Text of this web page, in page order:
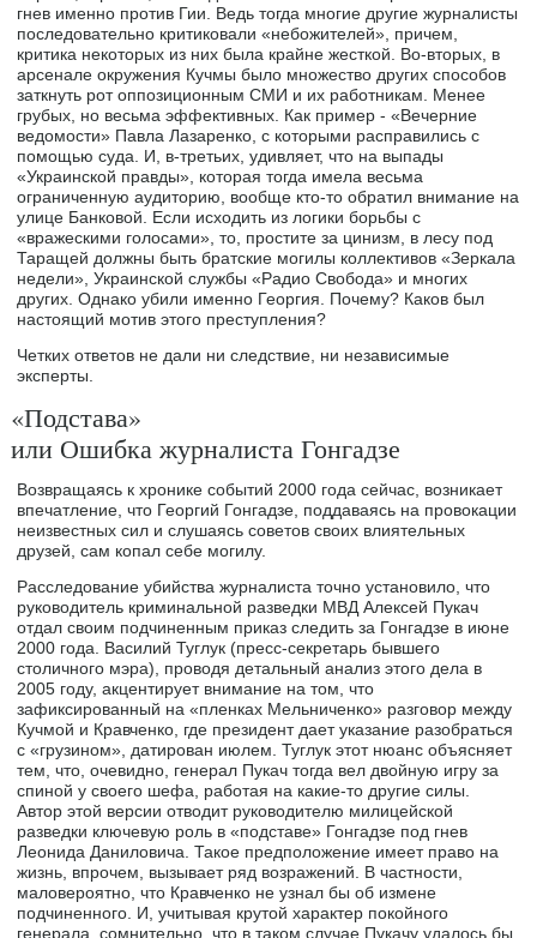
гнев именно против Гии. Ведь тогда многие другие журналисты
последовательно критиковали «небожителей», причем,
критика некоторых из них была крайне жесткой. Во-вторых, в
арсенале окружения Кучмы было множество других способов
заткнуть рот оппозиционным СМИ и их работникам. Менее
грубых, но весьма эффективных. Как пример - «Вечерние
ведомости» Павла Лазаренко, с которыми расправились с
помощью суда. И, в-третьих, удивляет, что на выпады
«Украинской правды», которая тогда имела весьма
ограниченную аудиторию, вообще кто-то обратил внимание на
улице Банковой. Если исходить из логики борьбы с
«вражескими голосами», то, простите за цинизм, в лесу под
Таращей должны быть братские могилы коллективов «Зеркала
недели», Украинской службы «Радио Свобода» и многих
других. Однако убили именно Георгия. Почему? Каков был
настоящий мотив этого преступления?
Четких ответов не дали ни следствие, ни независимые
эксперты.
«Подстава»
или Ошибка журналиста Гонгадзе
Возвращаясь к хронике событий 2000 года сейчас, возникает
впечатление, что Георгий Гонгадзе, поддаваясь на провокации
неизвестных сил и слушаясь советов своих влиятельных
друзей, сам копал себе могилу.
Расследование убийства журналиста точно установило, что
руководитель криминальной разведки МВД Алексей Пукач
отдал своим подчиненным приказ следить за Гонгадзе в июне
2000 года. Василий Туглук (пресс-секретарь бывшего
столичного мэра), проводя детальный анализ этого дела в
2005 году, акцентирует внимание на том, что
зафиксированный на «пленках Мельниченко» разговор между
Кучмой и Кравченко, где президент дает указание разобраться
с «грузином», датирован июлем. Туглук этот нюанс объясняет
тем, что, очевидно, генерал Пукач тогда вел двойную игру за
спиной у своего шефа, работая на какие-то другие силы.
Автор этой версии отводит руководителю милицейской
разведки ключевую роль в «подставе» Гонгадзе под гнев
Леонида Даниловича. Такое предположение имеет право на
жизнь, впрочем, вызывает ряд возражений. В частности,
маловероятно, что Кравченко не узнал бы об измене
подчиненного. И, учитывая крутой характер покойного
генерала, сомнительно, что в таком случае Пукачу удалось бы